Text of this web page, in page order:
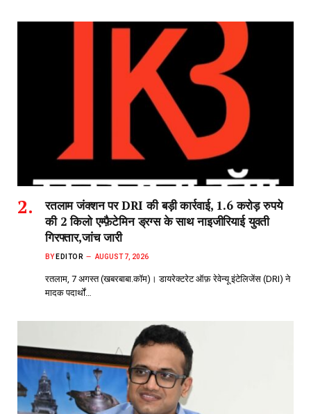
रतलाम जंक्शन पर DRI की बड़ी कार्रवाई, 1.6 करोड़ रुपये
की 2 किलो एम्फ़ैटेमिन ड्रग्स के साथ नाइजीरियाई युवती
गिरफ्तार,जांच जारी
BY EDITOR AUGUST 7, 2026
रतलाम, 7 अगस्त (खबरबाबा.कॉम)। डायरेक्टरेट ऑफ़ रेवेन्यू इंटेलिजेंस (DRI) ने
मादक पदार्थों…